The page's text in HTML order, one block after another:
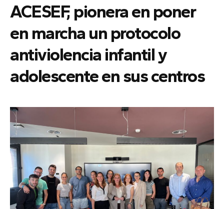
ACESEF, pionera en poner
en marcha un protocolo
antiviolencia infantil y
adolescente en sus centros